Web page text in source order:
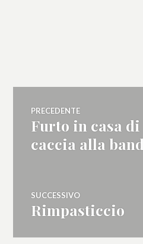
Navigazione
articoli
PRECEDENTE
Articolo
precedente:
Furto in casa di
caccia alla
SUCCESSIVO
Articolo
successivo:
Rimpasticcio